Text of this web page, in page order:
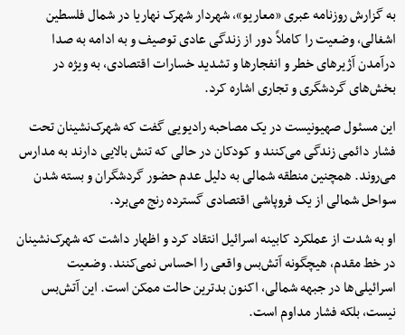
به گزارش روزنامه عبری «معاریو»، شهردار شهرک نهاریا در شمال فلسطین
اشغالی، وضعیت را کاملاً دور از زندگی عادی توصیف و به ادامه به صدا
درآمدن آژیرهای خطر و انفجارها و تشدید خسارات اقتصادی، به ویژه در
بخش‌های گردشگری و تجاری اشاره کرد.
این مسئول صهیونیست در یک مصاحبه رادیویی گفت که شهرک‌نشینان تحت
فشار دائمی زندگی می‌کنند و کودکان در حالی که تنش بالایی دارند به مدارس
می‌روند. همچنین منطقه شمالی به دلیل عدم حضور گردشگران و بسته شدن
سواحل شمالی از یک فروپاشی اقتصادی گسترده رنج می‌برد.
او به شدت از عملکرد کابینه اسرائیل انتقاد کرد و اظهار داشت که شهرک‌نشینان
در خط مقدم، هیچگونه آتش‌بس واقعی را احساس نمی‌کنند. وضعیت
اسرائیلی‌ها در جبهه شمالی، اکنون بدترین حالت ممکن است. این آتش‌بس
نیست، بلکه فشار مداوم است.